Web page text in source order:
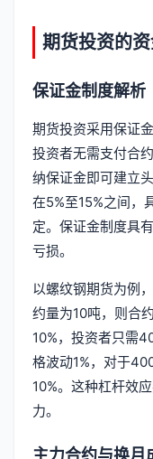
期货投资的
保证金制度解析
期货投资采用保证
投资者无需支付合
纳保证金即可建立
在5%至15%之间，
定。保证金制度具
亏损。
以螺纹钢期货为例
约量为10吨，则合
10%，投资者只需
格波动1%，对于
10%。这种杠杆效
力。